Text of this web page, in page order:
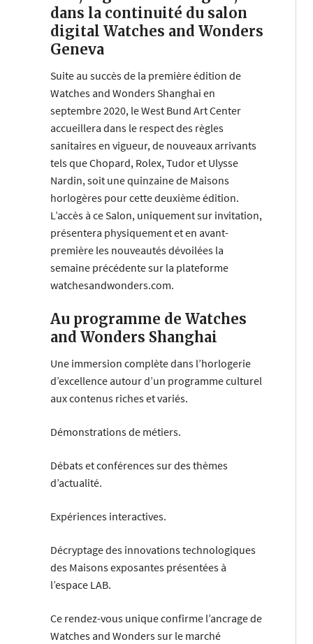
dans la continuité du salon
digital Watches and Wonders
Geneva
Suite au succès de la première édition de
Watches and Wonders Shanghai en
septembre 2020, le West Bund Art Center
accueillera dans le respect des règles
sanitaires en vigueur, de nouveaux arrivants
tels que Chopard, Rolex, Tudor et Ulysse
Nardin, soit une quinzaine de Maisons
horlogères pour cette deuxième édition.
L’accès à ce Salon, uniquement sur invitation,
présentera physiquement et en avant-
première les nouveautés dévoilées la
semaine précédente sur la plateforme
watchesandwonders.com.
Au programme de Watches
and Wonders Shanghai
Une immersion complète dans l’horlogerie
d’excellence autour d’un programme culturel
aux contenus riches et variés.
Démonstrations de métiers.
Débats et conférences sur des thèmes
d’actualité.
Expériences interactives.
Décryptage des innovations technologiques
des Maisons exposantes présentées à
l’espace LAB.
Ce rendez-vous unique confirme l’ancrage de
Watches and Wonders sur le marché